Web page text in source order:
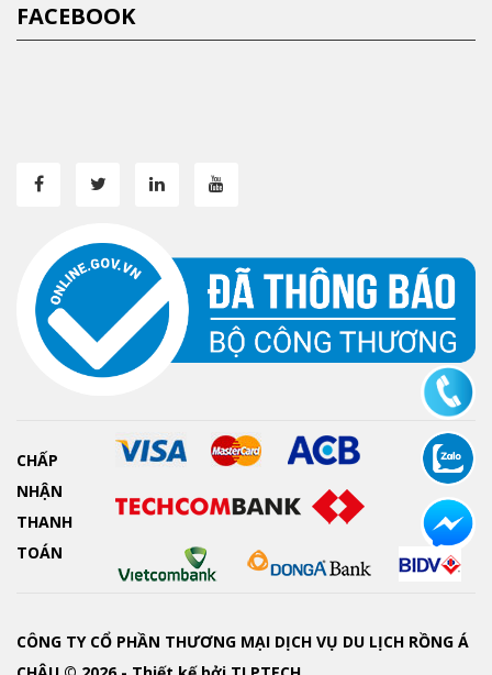
FACEBOOK
CHẤP
NHẬN
THANH
TOÁN
CÔNG TY CỔ PHẦN THƯƠNG MẠI DỊCH VỤ DU LỊCH RỒNG Á